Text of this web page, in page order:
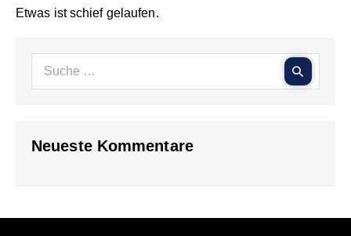
Etwas ist schief gelaufen.
Neueste Kommentare